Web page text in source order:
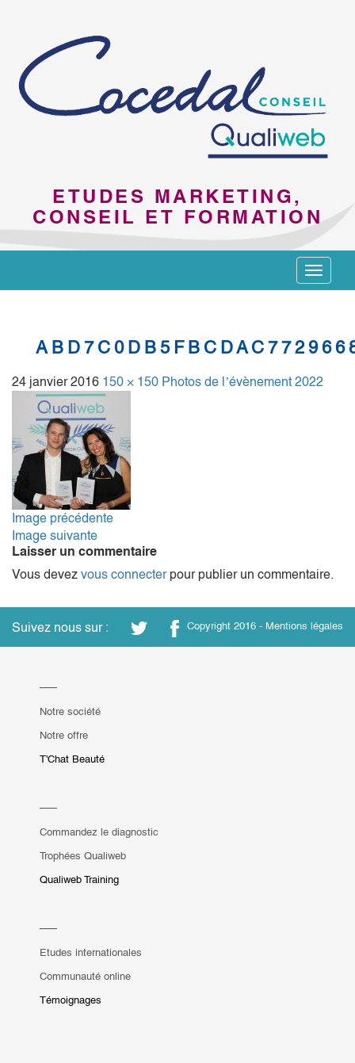
ETUDES MARKETING,
CONSEIL ET FORMATION
Toggle
24 janvier 2016 150 × 150 Photos de l’évènement 2022
Image précédente
Image suivante
Laisser un commentaire
Vous devez vous connecterpour publier un commentaire.
Suivez nous sur : Copyright 2016 - Mentions légales
Notre société
Notre offre
T'Chat Beauté
Commandez le diagnostic
Trophées Qualiweb
Qualiweb Training
Etudes internationales
Communauté online
Témoignages